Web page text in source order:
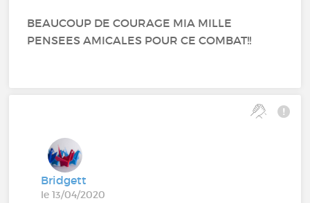
BEAUCOUP DE COURAGE MIA MILLE
PENSEES AMICALES POUR CE COMBAT!!
Bridgett
le 13/04/2020